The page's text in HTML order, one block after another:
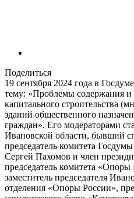
Поделиться
19 сентября 2024 года в
тему: «Проблемы содержания и
капитального строительства
зданий общественного
граждан». Его модераторами
Ивановской области, бывший
председатель комитета
Сергей Пахомов и член
председатель комитета «Опоры
заместитель председателя
отделения «Опоры России»,